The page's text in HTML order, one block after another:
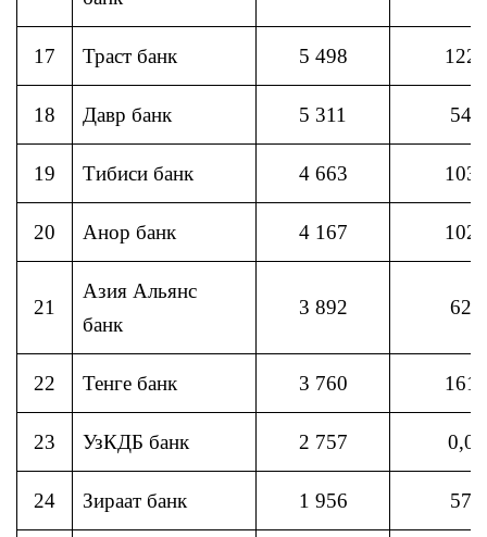
17 Траст банк 5 498 122
18 Давр банк 5 311 54
19 Тибиси банк 4 663 103
20 Анор банк 4 167 102
21
Азия Альянс
банк
3 892 62
22 Тенге банк 3 760 161
23 УзКДБ банк 2 757 0,0
24 Зираат банк 1 956 57